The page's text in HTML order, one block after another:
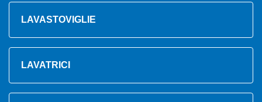
LAVASTOVIGLIE
LAVATRICI